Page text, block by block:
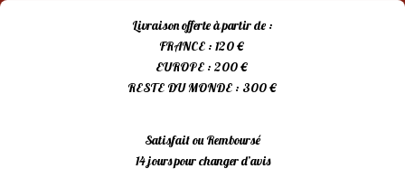
Livraison offerte à partir de :
FRANCE : 120 €
EUROPE : 200 €
RESTE DU MONDE : 300 €
Satisfait ou Remboursé
14 jours pour changer d’avis